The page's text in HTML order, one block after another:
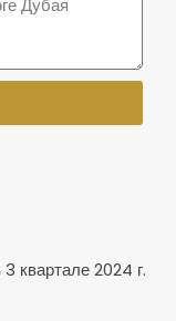
квартале 2024 г.